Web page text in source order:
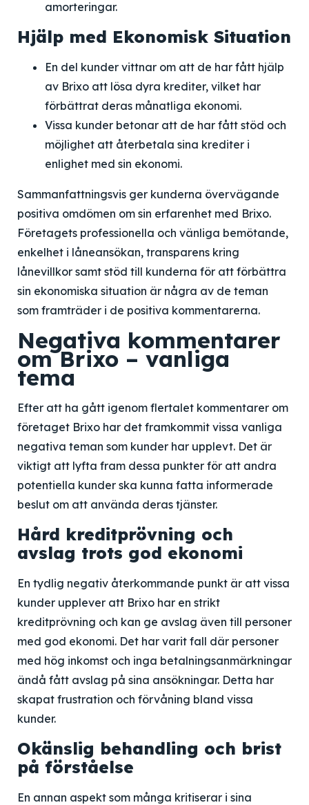
amorteringar.
Hjälp med Ekonomisk Situation
En del kunder vittnar om att de har fått hjälp
av Brixo att lösa dyra krediter, vilket har
förbättrat deras månatliga ekonomi.
Vissa kunder betonar att de har fått stöd och
möjlighet att återbetala sina krediter i
enlighet med sin ekonomi.
Sammanfattningsvis ger kunderna övervägande
positiva omdömen om sin erfarenhet med Brixo.
Företagets professionella och vänliga bemötande,
enkelhet i låneansökan, transparens kring
lånevillkor samt stöd till kunderna för att förbättra
sin ekonomiska situation är några av de teman
som framträder i de positiva kommentarerna.
Negativa kommentarer
om Brixo – vanliga
tema
Efter att ha gått igenom flertalet kommentarer om
företaget Brixo har det framkommit vissa vanliga
negativa teman som kunder har upplevt. Det är
viktigt att lyfta fram dessa punkter för att andra
potentiella kunder ska kunna fatta informerade
beslut om att använda deras tjänster.
Hård kreditprövning och
avslag trots god ekonomi
En tydlig negativ återkommande punkt är att vissa
kunder upplever att Brixo har en strikt
kreditprövning och kan ge avslag även till personer
med god ekonomi. Det har varit fall där personer
med hög inkomst och inga betalningsanmärkningar
ändå fått avslag på sina ansökningar. Detta har
skapat frustration och förvåning bland vissa
kunder.
Okänslig behandling och brist
på förståelse
En annan aspekt som många kritiserar i sina